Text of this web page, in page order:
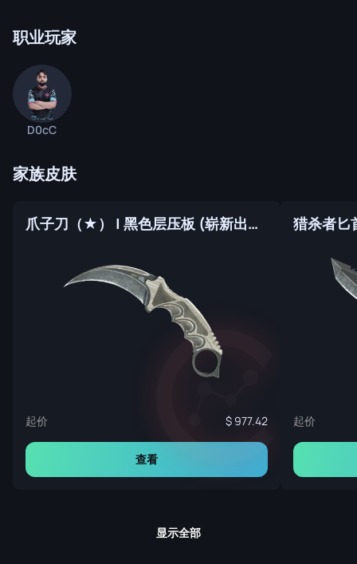
职业玩家
D0cC
家族皮肤
爪子刀（★） | 黑色层压板 (崭新出厂)
起价 977.42
查看
起价
显示全部